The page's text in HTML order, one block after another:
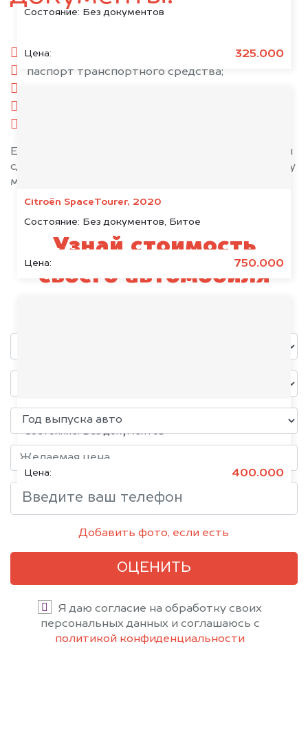
Состояние: Без документов
Цена: 325.000
Citroën SpaceTourer, 2020
Состояние: Без документов, Битое
Цена: 750.000
Volkswagen Jetta, 2015
Состояние:Без документов
Цена: 400.000
паспорт гражданина РФ;
паспорт транспортного средства;
Если у вас нет всех документов, то наши юристы
сделают всё возможное, чтобы оформить сделку
максимально быстро!
Узнай стоимость
своего автомобиля
Добавить фото, если есть
ОЦЕНИТЬ
Я даю согласие на обработку своих
персональных данных и соглашаюсь с
политикой конфиденциальности